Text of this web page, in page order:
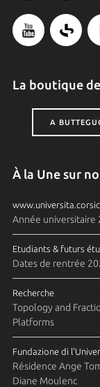
La boutique
A
À la Une sur
Année universitaire
Etudiants & futurs
Dates de rentrée
Recherche
Topology and
Platforms
Fundazione di
Résidence Ange
Diane Moulenc